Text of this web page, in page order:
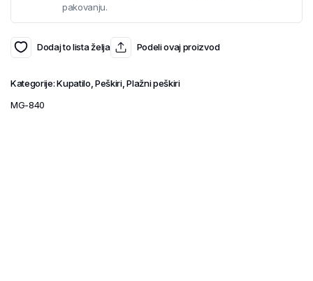
pakovanju.
Dodaj to lista želja Podeli ovaj proizvod
Kategorije:Kupatilo Peškiri,Plažni peškiri
MG-840